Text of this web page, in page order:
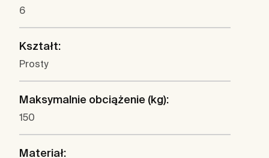
6
Kształt:
Prosty
Maksymalnie obciążenie (kg):
150
Materiał: